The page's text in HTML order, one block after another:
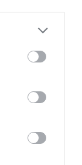
more Google
may click to
party tags to
below Google